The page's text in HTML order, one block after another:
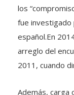
los
fue
español.En
arreglo del
2011, cuando
Además, carga